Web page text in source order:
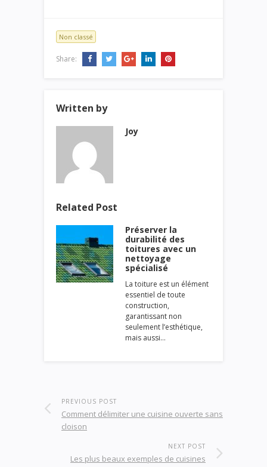
Non classé
Share:
Written by
Joy
Related Post
Préserver la
durabilité des
toitures avec un
nettoyage
spécialisé
La toiture est un élément
essentiel de toute
construction,
garantissant non
seulement l’esthétique,
mais aussi…
PREVIOUS POST
Comment délimiter une cuisine ouverte sans
cloison
NEXT POST
Les plus beaux exemples de cuisines